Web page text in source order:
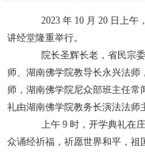
2023 年 10 月 20 日上午
讲经堂隆重举行。
院长圣辉长老，省民宗
师、湖南佛学院教导长永兴法
师，湖南佛学院尼众部班主任
礼由湖南佛学院教务长演法法师
上午 9 时，开学典礼在
众诵经祈福，祈愿世界和平，祖